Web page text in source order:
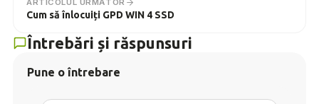
ARTICOLUL URMĂTOR
Cum să înlocuiți GPD WIN 4 SSD
Întrebări și răspunsuri
Pune o întrebare